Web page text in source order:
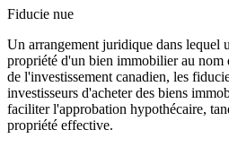
Fiducie nue
Un arrangement juridique dans lequel
propriété d'un bien immobilier au nom
de l'investissement canadien, les
investisseurs d'acheter des biens
faciliter l'approbation hypothécaire,
propriété effective.